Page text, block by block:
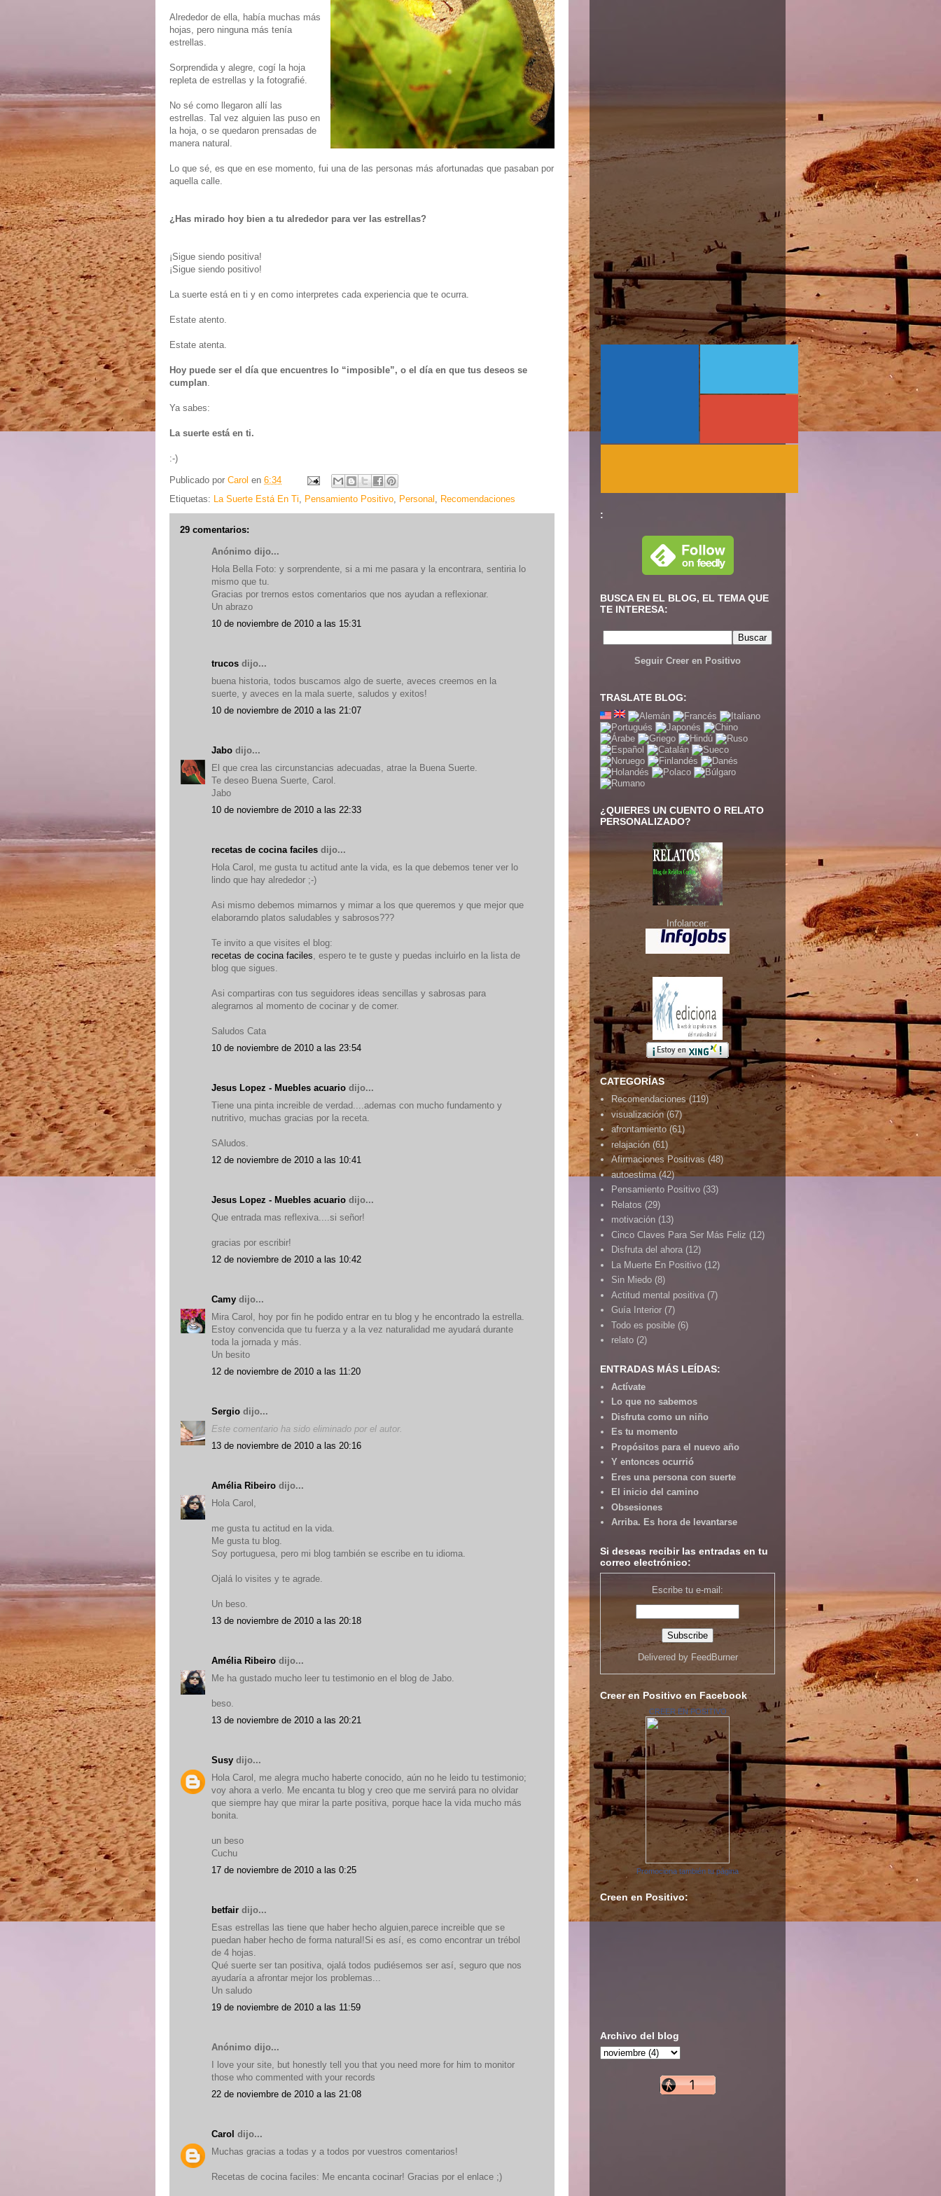
Alrededor de ella, había muchas más
hojas, pero ninguna más tenía
estrellas.
Sorprendida y alegre, cogí la hoja
repleta de estrellas y la fotografié.
No sé como llegaron allí las
estrellas. Tal vez alguien las puso en
la hoja, o se quedaron prensadas de
manera natural.
Lo que sé, es que en ese momento, fui una de las personas más afortunadas que pasaban por
aquella calle.
¿Has mirado hoy bien a tu alrededor para ver las estrellas?
¡Sigue siendo positiva!
¡Sigue siendo positivo!
La suerte está en ti y en como interpretes cada experiencia que te ocurra.
Estate atento.
Estate atenta.
Hoy puede ser el día que encuentres lo “imposible”, o el día en que tus deseos se
cumplan.
Ya sabes:
La suerte está en ti.
:-)
Publicado por Carol en 6:34
Etiquetas: La Suerte Está En Ti, Pensamiento Positivo, Personal , Recomendaciones
29 comentarios:
Anónimo dijo...
Hola Bella Foto: y sorprendente, si a mi me pasara y la encontrara, sentiria lo
mismo que tu.
Gracias por trernos estos comentarios que nos ayudan a reflexionar.
Un abrazo
10 de noviembre de 2010 a las 15:31
trucos dijo...
buena historia, todos buscamos algo de suerte, aveces creemos en la
suerte, y aveces en la mala suerte, saludos y exitos!
10 de noviembre de 2010 a las 21:07
Jabo dijo...
El que crea las circunstancias adecuadas, atrae la Buena Suerte.
Te deseo Buena Suerte, Carol.
Jabo
10 de noviembre de 2010 a las 22:33
recetas de cocina faciles dijo...
Hola Carol, me gusta tu actitud ante la vida, es la que debemos tener ver lo
lindo que hay alrededor ;-)
Asi mismo debemos mimarnos y mimar a los que queremos y que mejor que
elaborarndo platos saludables y sabrosos???
Te invito a que visites el blog:
recetas de cocina faciles , espero te te guste y puedas incluirlo en la lista de
blog que sigues.
Asi compartiras con tus seguidores ideas sencillas y sabrosas para
alegrarnos al momento de cocinar y de comer.
Saludos Cata
10 de noviembre de 2010 a las 23:54
Jesus Lopez - Muebles acuario dijo...
Tiene una pinta increible de verdad....ademas con mucho fundamento y
nutritivo, muchas gracias por la receta.
SAludos.
12 de noviembre de 2010 a las 10:41
Jesus Lopez - Muebles acuario dijo...
Que entrada mas reflexiva....si señor!
gracias por escribir!
12 de noviembre de 2010 a las 10:42
Camy dijo...
Mira Carol, hoy por fin he podido entrar en tu blog y he encontrado la estrella.
Estoy convencida que tu fuerza y a la vez naturalidad me ayudará durante
toda la jornada y más.
Un besito
12 de noviembre de 2010 a las 11:20
Sergio dijo...
Este comentario ha sido eliminado por el autor.
13 de noviembre de 2010 a las 20:16
Amélia Ribeiro dijo...
Hola Carol,
me gusta tu actitud en la vida.
Me gusta tu blog.
Soy portuguesa, pero mi blog también se escribe en tu idioma.
Ojalá lo visites y te agrade.
Un beso.
13 de noviembre de 2010 a las 20:18
Amélia Ribeiro dijo...
Me ha gustado mucho leer tu testimonio en el blog de Jabo.
beso.
13 de noviembre de 2010 a las 20:21
Susy dijo...
Hola Carol, me alegra mucho haberte conocido, aún no he leido tu testimonio;
voy ahora a verlo. Me encanta tu blog y creo que me servirá para no olvidar
que siempre hay que mirar la parte positiva, porque hace la vida mucho más
bonita.
un beso
Cuchu
17 de noviembre de 2010 a las 0:25
betfair dijo...
Esas estrellas las tiene que haber hecho alguien,parece increible que se
puedan haber hecho de forma natural!Si es así, es como encontrar un trébol
de 4 hojas.
Qué suerte ser tan positiva, ojalá todos pudiésemos ser así, seguro que nos
ayudaría a afrontar mejor los problemas...
Un saludo
19 de noviembre de 2010 a las 11:59
Anónimo dijo...
I love your site, but honestly tell you that you need more for him to monitor
those who commented with your records
22 de noviembre de 2010 a las 21:08
Carol dijo...
Muchas gracias a todas y a todos por vuestros comentarios!
Recetas de cocina faciles: Me encanta cocinar! Gracias por el enlace ;)
:
BUSCA EN EL BLOG, EL TEMA QUE
TE INTERESA:
Seguir Creer en Positivo
TRASLATE BLOG:
¿QUIERES UN CUENTO O RELATO
PERSONALIZADO?
Infolancer:
CATEGORÍAS
Recomendaciones (119)
visualización (67)
afrontamiento (61)
relajación (61)
Afirmaciones Positivas (48)
autoestima (42)
Pensamiento Positivo (33)
Relatos (29)
motivación (13)
Cinco Claves Para Ser Más Feliz (12)
Disfruta del ahora (12)
La Muerte En Positivo (12)
Sin Miedo (8)
Actitud mental positiva (7)
Guía Interior (7)
Todo es posible (6)
relato (2)
ENTRADAS MÁS LEÍDAS:
Actívate
Lo que no sabemos
Disfruta como un niño
Es tu momento
Propósitos para el nuevo año
Y entonces ocurrió
Eres una persona con suerte
El inicio del camino
Obsesiones
Arriba. Es hora de levantarse
Si deseas recibir las entradas en tu
correo electrónico:
Escribe tu e-mail:
Delivered by FeedBurner
Creer en Positivo en Facebook
CREER EN POSITIVO
Promociona también tu página
Creen en Positivo:
Archivo del blog